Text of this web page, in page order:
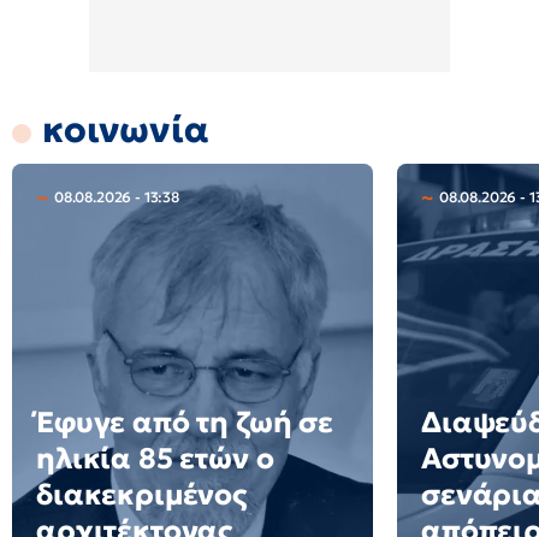
κοινωνία
08.08.2026 - 13:38
Έφυγε από τη ζωή σε
ηλικία 85 ετών ο
διακεκριμένος
08.08.2026 -